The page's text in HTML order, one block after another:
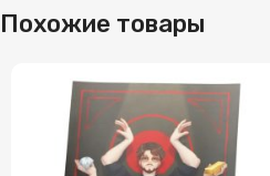
Похожие товары